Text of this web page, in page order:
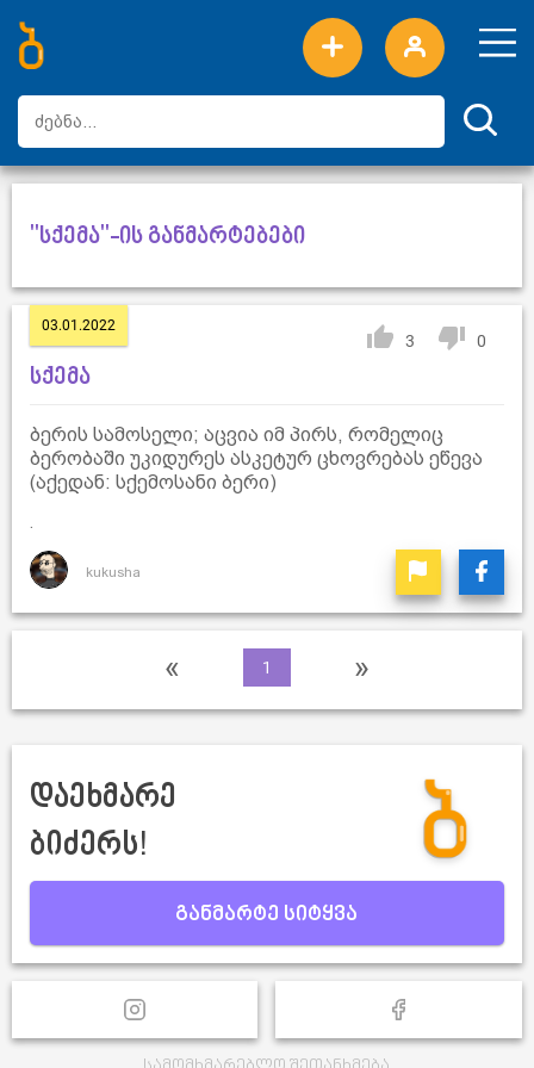
ახალი სიტყვები
ტოპ სიტყვები
დღის ტოპ სიტყვები
ტოპ მომხმარებლები
"სქემა"-ის განმარტებები
03.01.2022
3 0
სქემა
ბერის სამოსელი; აცვია იმ პირს, რომელიც
ბერობაში უკიდურეს ასკეტურ ცხოვრებას ეწევა
(აქედან: სქემოსანი ბერი)
kukusha
« 1 »
დაეხმარე
ბიძერს!
განმარტე სიტყვა